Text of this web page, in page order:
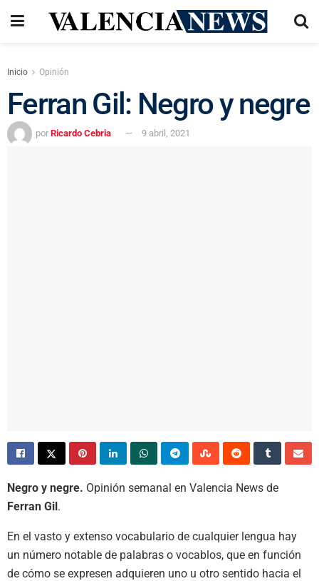
Inicio Opinión
Ferran Gil: Negro y negre
por Ricardo Cebria 9 abril, 2021
Negro y negre. Opinión semanal en Valencia News de
Ferran Gil.
En el vasto y extenso vocabulario de cualquier lengua hay
un número notable de palabras o vocablos, que en función
de cómo se expresen adquieren uno u otro sentido hacia el